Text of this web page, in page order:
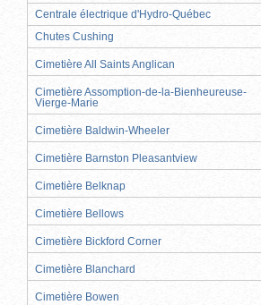
Centrale électrique d'Hydro-Québec
Chutes Cushing
Cimetière All Saints Anglican
Cimetière Assomption-de-la-Bienheureuse-
Vierge-Marie
Cimetière Baldwin-Wheeler
Cimetière Barnston Pleasantview
Cimetière Belknap
Cimetière Bellows
Cimetière Bickford Corner
Cimetière Blanchard
Cimetière Bowen